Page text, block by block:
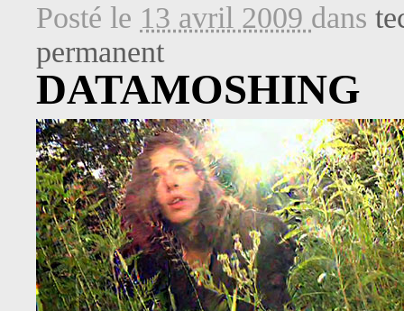
Posté le 13 avril 2009 dans
permanent
DATAMOSHING